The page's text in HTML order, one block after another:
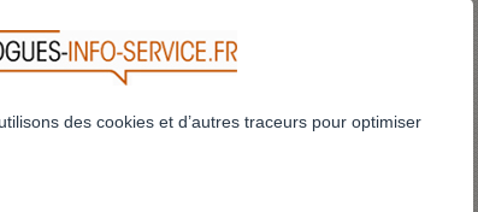
très fort : une partie de toi n’a déjà
une passion incroyable du jour au
à petit.
sans traiter la souffrance en
des cookies et d’autres traceurs pour optimiser